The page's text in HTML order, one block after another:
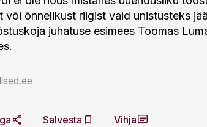
või õnnelikust riigist vaid unistusteks
juhatuse esimees Toomas
Salvesta Vihja